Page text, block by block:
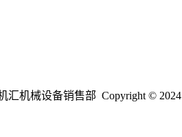
汇机械设备销售部 Copyright © 2024